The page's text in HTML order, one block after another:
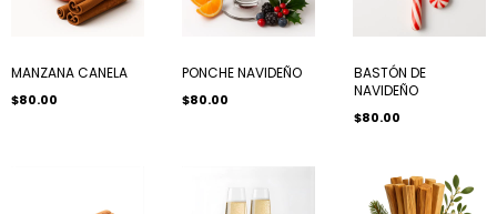
MANZANA CANELA
$80.00
PONCHE NAVIDEÑO
$80.00
BASTÓN DE
NAVIDEÑO
$80.00